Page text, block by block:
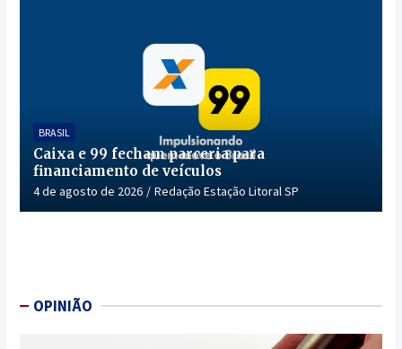
BRASIL
Caixa e 99 fecham parceria para
financiamento de veículos
4 de agosto de 2026 Redação Estação Litoral SP
OPINIÃO